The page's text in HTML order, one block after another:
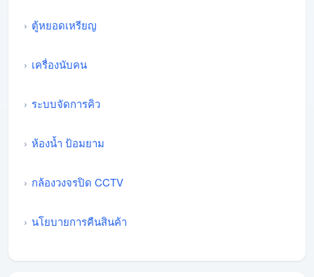
ตู้หยอดเหรียญ
เครื่องนับคน
ระบบจัดการคิว
ห้องน้ำ ป้อมยาม
กล้องวงจรปิด CCTV
นโยบายการคืนสินค้า